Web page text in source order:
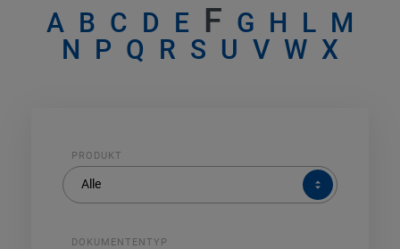
A B C D E F G H L M
N P Q R S U V W X
PRODUKT
Alle
PRODUKT
DOKUMENTENTYP